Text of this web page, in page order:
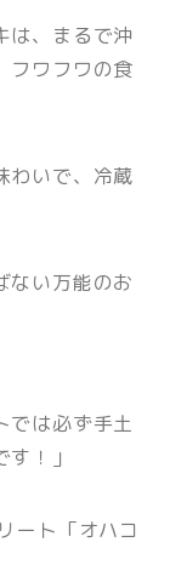
は、まるで沖
フワフワの食
わいで、冷蔵
ない万能のお
では必ず手土
！」
ート「オハコ